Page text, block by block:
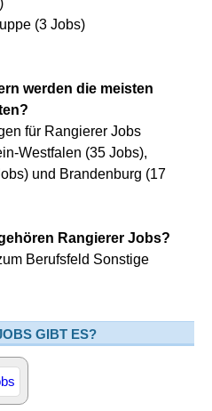
(3 Jobs)
werden die meisten
für Rangierer Jobs
Westfalen (35 Jobs),
und Brandenburg (17
Rangierer Jobs?
Berufsfeld Sonstige
GIBT ES?